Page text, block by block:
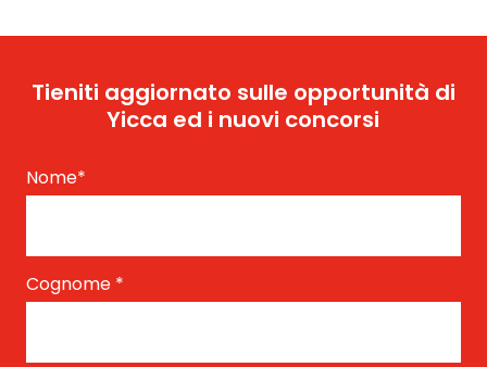
Tieniti aggiornato sulle opportunità di
Yicca ed i nuovi concorsi
Nome*
Cognome *